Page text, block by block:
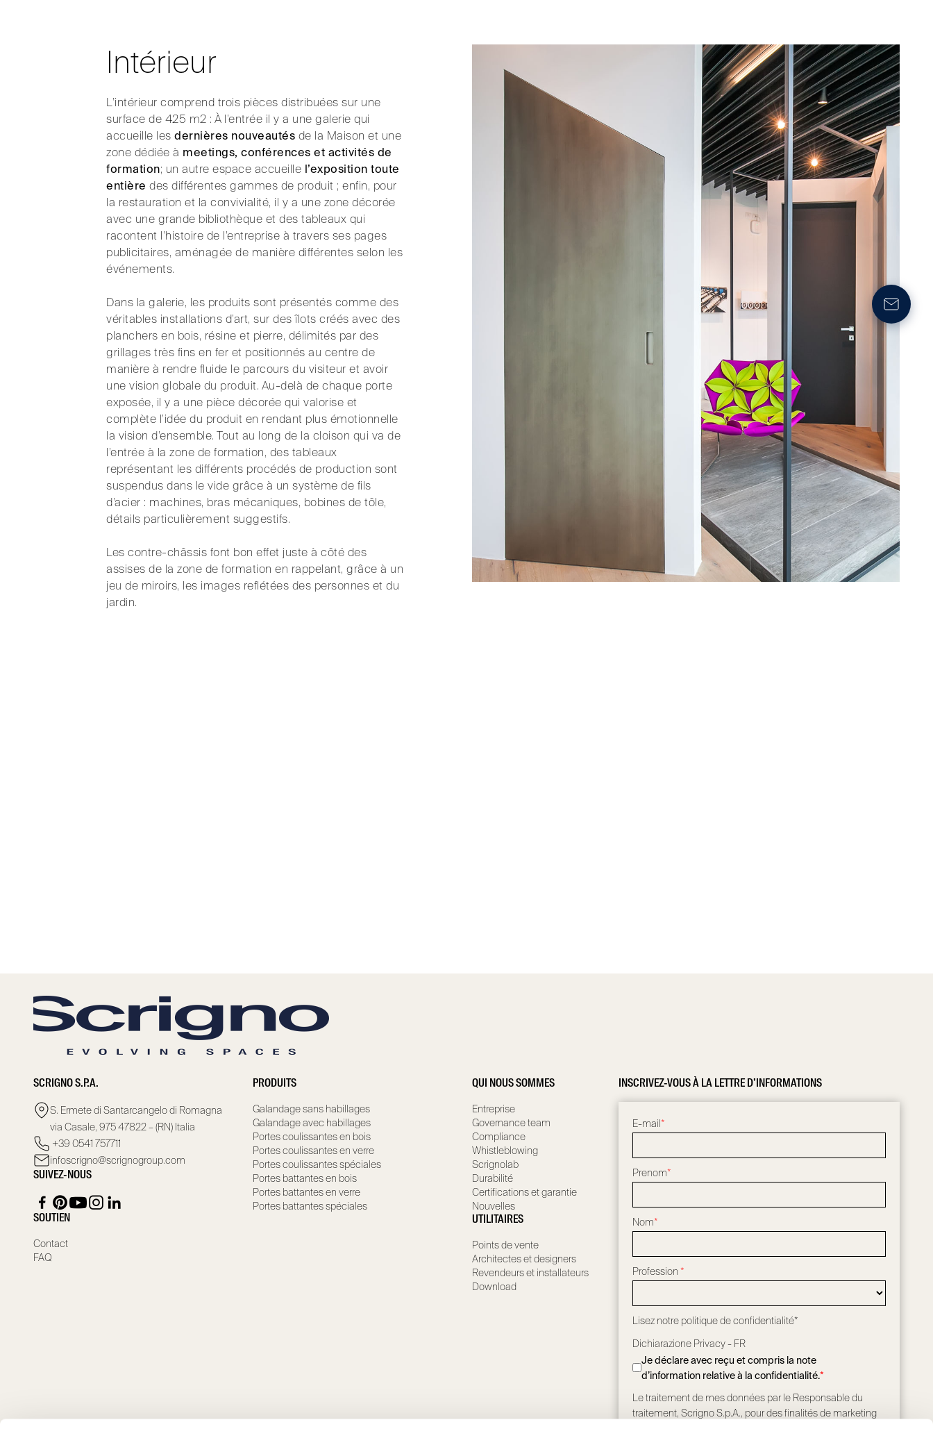
Intérieur
L’intérieur comprend trois pièces distribuées sur une
surface de 425 m2 : À l’entrée il y a une galerie qui
accueille lesdernières nouveautés de la Maison et une
zone dédiée à meetings, conférences et activités de
formation; un autre espace accueille l’exposition toute
entière des différentes gammes de produit ; enfin, pour
la restauration et la convivialité, il y a une zone décorée
avec une grande bibliothèque et des tableaux qui
racontent l’histoire de l’entreprise à travers ses pages
publicitaires, aménagée de manière différentes selon les
événements.
Dans la galerie, les produits sont présentés comme des
véritables installations d’art, sur des îlots créés avec des
planchers en bois, résine et pierre, délimités par des
grillages très fins en fer et positionnés au centre de
manière à rendre fluide le parcours du visiteur et avoir
une vision globale du produit. Au-delà de chaque porte
exposée, il y a une pièce décorée qui valorise et
complète l’idée du produit en rendant plus émotionnelle
la vision d’ensemble. Tout au long de la cloison qui va de
l’entrée à la zone de formation, des tableaux
représentant les différents procédés de production sont
suspendus dans le vide grâce à un système de fils
d’acier : machines, bras mécaniques, bobines de tôle,
détails particulièrement suggestifs.
Les contre-châssis font bon effet juste à côté des
assises de la zone de formation en rappelant, grâce à un
jeu de miroirs, les images reflétées des personnes et du
jardin.
SCRIGNO S.P.A.
S. Ermete di Santarcangelo di Romagna
via Casale, 975 47822 – (RN) Italia
+39 0541 757711
infoscrigno@scrignogroup.com
SUIVEZ-NOUS
SOUTIEN
Contact
FAQ
PRODUITS
Galandage sans habillages
Galandage avec habillages
Portes coulissantes en bois
Portes coulissantes en verre
Portes coulissantes spéciales
Portes battantes en bois
Portes battantes en verre
Portes battantes spéciales
QUI NOUS SOMMES
Entreprise
Governance team
Compliance
Whistleblowing
Scrignolab
Durabilité
Certifications et garantie
Nouvelles
UTILITAIRES
Points de vente
Architectes et designers
Revendeurs et installateurs
Download
INSCRIVEZ-VOUS À LA LETTRE D’INFORMATIONS
E-mail *
Prenom*
Nom*
Profession *
Lisez notre politique de confidentialité*
Dichiarazione Privacy - FR
Je déclare avec reçu et compris la note
d’information relative à la confidentialité.*
Le traitement de mes données par le Responsable du
traitement, Scrigno S.p.A., pour des finalités de marketing